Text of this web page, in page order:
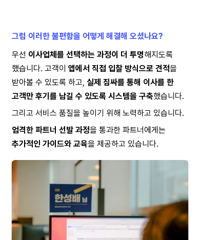
그럼 이러한 불편함을 어떻게 해결해 오셨나요?
우선 이사업체를 선택하는 과정이 더 투명해지도록
했습니다. 고객이 앱에서 직접 입찰 방식으로 견적을
받아볼 수 있도록 하고, 실제 짐싸를 통해 이사를 한
고객만 후기를 남길 수 있도록 시스템을 구축했습니다.
그리고 서비스 품질을 높이기 위해 노력하고 있습니다.
엄격한 파트너 선발 과정을 통과한 파트너에게는
추가적인 가이드와 교육을 제공하고 있습니다.